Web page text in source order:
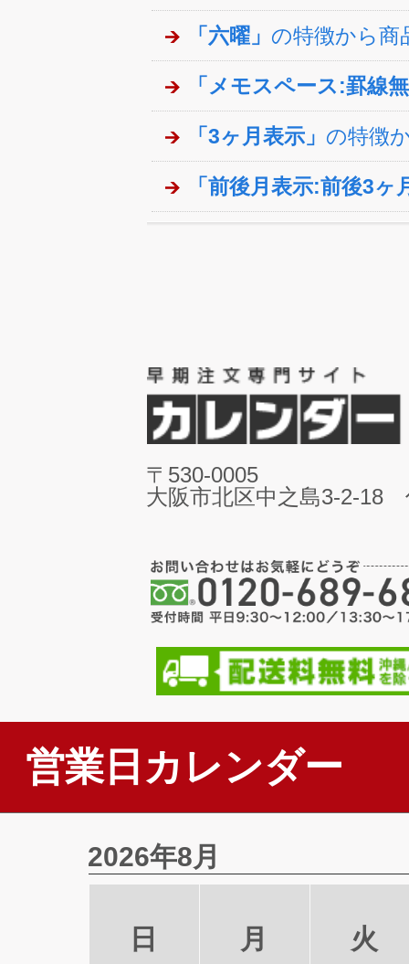
「六曜」 の特徴から商
「メモスペース:罫線
「3ヶ月表示」 の特徴
「前後月表示:前後3ヶ
〒530-0005
大阪市北区中之島3-2-18
営業日カレンダー
2026年8月
日 月 火